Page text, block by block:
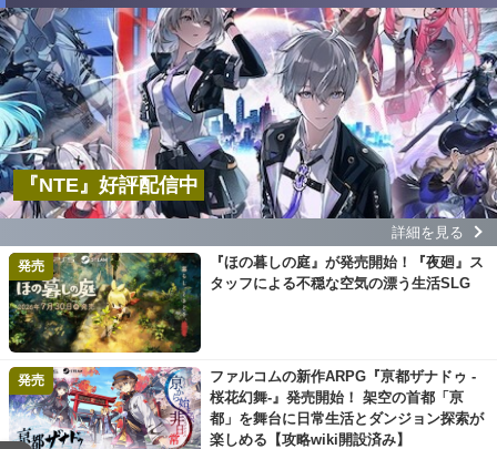
『NTE』好評配信中
詳細を見る
発売
『ほの暮しの庭』が発売開始！『夜廻』ス
タッフによる不穏な空気の漂う生活SLG
発売
ファルコムの新作ARPG『亰都ザナドゥ -
桜花幻舞-』発売開始！ 架空の首都「亰
都」を舞台に日常生活とダンジョン探索が
楽しめる【攻略wiki開設済み】